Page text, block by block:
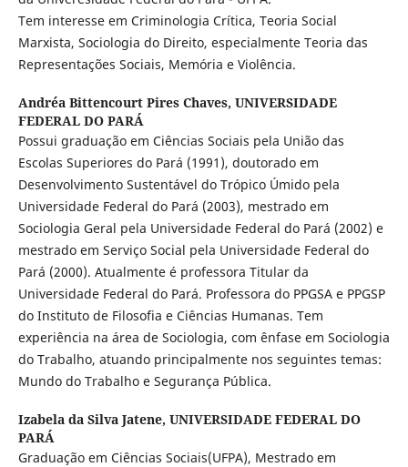
Tem interesse em Criminologia Crítica, Teoria Social
Marxista, Sociologia do Direito, especialmente Teoria das
Representações Sociais, Memória e Violência.
Andréa Bittencourt Pires Chaves, UNIVERSIDADE
FEDERAL DO PARÁ
Possui graduação em Ciências Sociais pela União das
Escolas Superiores do Pará (1991), doutorado em
Desenvolvimento Sustentável do Trópico Úmido pela
Universidade Federal do Pará (2003), mestrado em
Sociologia Geral pela Universidade Federal do Pará (2002) e
mestrado em Serviço Social pela Universidade Federal do
Pará (2000). Atualmente é professora Titular da
Universidade Federal do Pará. Professora do PPGSA e PPGSP
do Instituto de Filosofia e Ciências Humanas. Tem
experiência na área de Sociologia, com ênfase em Sociologia
do Trabalho, atuando principalmente nos seguintes temas:
Mundo do Trabalho e Segurança Pública.
Izabela da Silva Jatene, UNIVERSIDADE FEDERAL DO
PARÁ
Graduação em Ciências Sociais(UFPA), Mestrado em